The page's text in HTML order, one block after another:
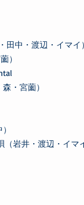
田中・渡辺・イマイ
）
・宮薗）
（岩井・渡辺・イマ